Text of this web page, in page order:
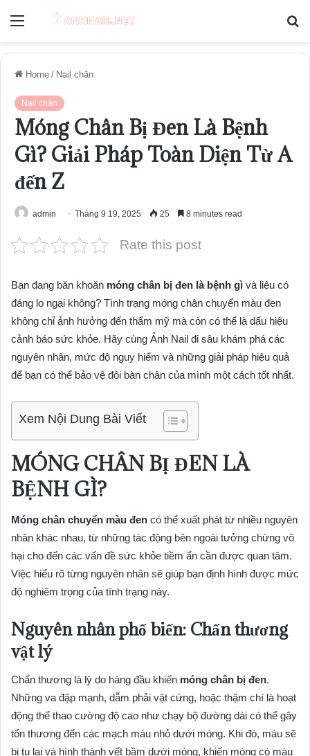
Menu
Home / Nail chân
Nail chân
Móng Chân Bị Đen Là Bệnh
Gì? Giải Pháp Toàn Diện Từ A
đến Z
admin Tháng 9 19, 2025 25 8 minutes read
Rate this post
Bạn đang băn khoăn móng chân bị đen là bệnh gì và liệu có
đáng lo ngại không? Tình trạng móng chân chuyển màu đen
không chỉ ảnh hưởng đến thẩm mỹ mà còn có thể là dấu hiệu
cảnh báo sức khỏe. Hãy cùng Ảnh Nail đi sâu khám phá các
nguyên nhân, mức độ nguy hiểm và những giải pháp hiệu quả
để bạn có thể bảo vệ đôi bàn chân của mình một cách tốt nhất.
Xem Nội Dung Bài Viết
MÓNG CHÂN BỊ ĐEN LÀ
BỆNH GÌ?
Móng chân chuyển màu đen có thể xuất phát từ nhiều nguyên
nhân khác nhau, từ những tác động bên ngoài tưởng chừng vô
hại cho đến các vấn đề sức khỏe tiềm ẩn cần được quan tâm.
Việc hiểu rõ từng nguyên nhân sẽ giúp bạn định hình được mức
độ nghiêm trọng của tình trạng này.
Nguyên nhân phổ biến: Chấn thương
vật lý
Chấn thương là lý do hàng đầu khiến móng chân bị đen.
Những va đập mạnh, dẫm phải vật cứng, hoặc thậm chí là hoạt
động thể thao cường độ cao như chạy bộ đường dài có thể gây
tổn thương đến các mạch máu nhỏ dưới móng. Khi đó, máu sẽ
bị tụ lại và hình thành vết bầm dưới móng, khiến móng có màu